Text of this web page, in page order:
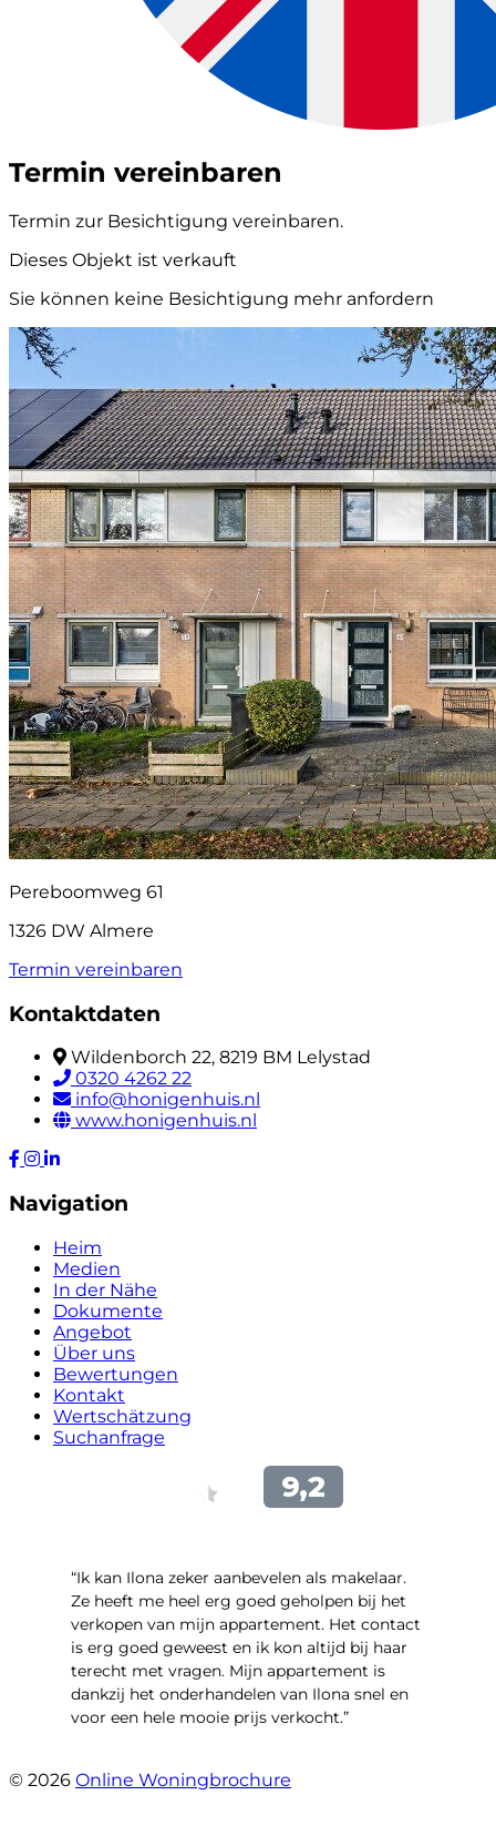
Termin vereinbaren
Termin zur Besichtigung vereinbaren.
Dieses Objekt ist verkauft
Sie können keine Besichtigung mehr anfordern
Pereboomweg 61
1326 DW Almere
Termin vereinbaren
Kontaktdaten
Wildenborch 22, 8219 BM Lelystad
0320 4262 22
info@honigenhuis.nl
www.honigenhuis.nl
Navigation
Heim
Medien
In der Nähe
Dokumente
Angebot
Über uns
Bewertungen
Kontakt
Wertschätzung
Suchanfrage
“Ik kan Ilona zeker aanbevelen als makelaar.
Ze heeft me heel erg goed geholpen bij het
verkopen van mijn appartement. Het contact
is erg goed geweest en ik kon altijd bij haar
terecht met vragen. Mijn appartement is
dankzij het onderhandelen van Ilona snel en
voor een hele mooie prijs verkocht.”
© 2026 Online Woningbrochure